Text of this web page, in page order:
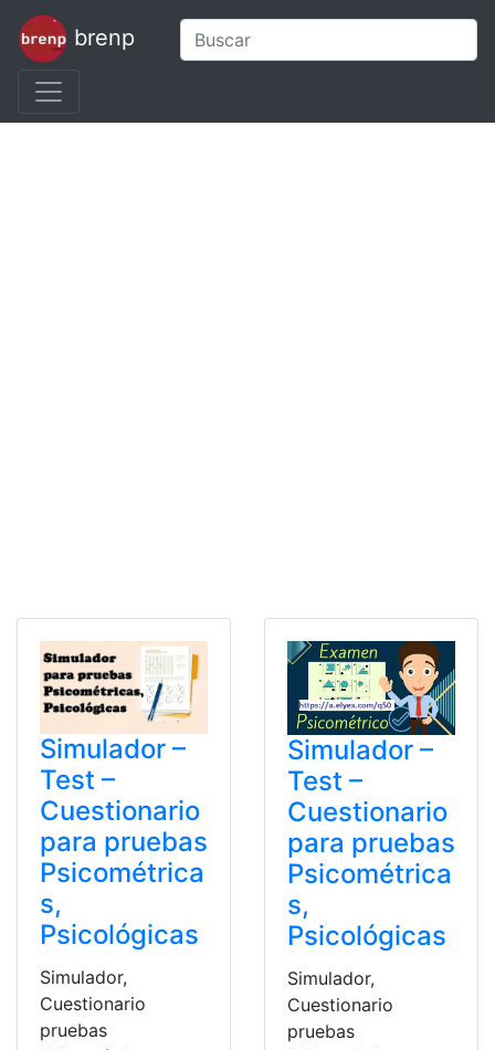
brenp
Simulador –
Test –
Cuestionario
para pruebas
Psicométrica
s,
Psicológicas
Simulador,
Cuestionario
pruebas
Simulador –
Test –
Cuestionario
para pruebas
Psicométrica
s,
Psicológicas
Simulador,
Cuestionario
pruebas